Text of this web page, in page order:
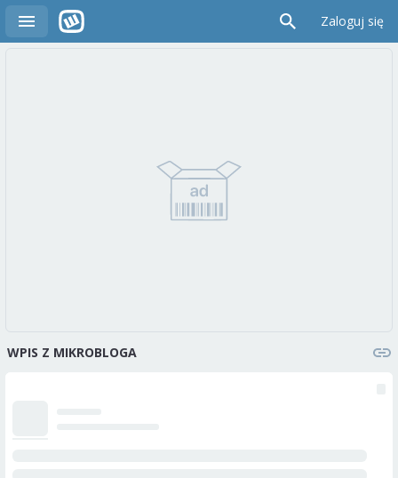
Zaloguj się
WPIS Z MIKROBLOGA